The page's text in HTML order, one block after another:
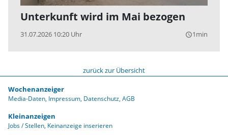
Unterkunft wird im Mai bezogen
31.07.2026 10:20 Uhr query_builder1min
zurück zur Übersicht
Wochenanzeiger
Media-Daten Impressum Datenschutz AGB
Kleinanzeigen
Jobs / Stellen Keinanzeige inserieren